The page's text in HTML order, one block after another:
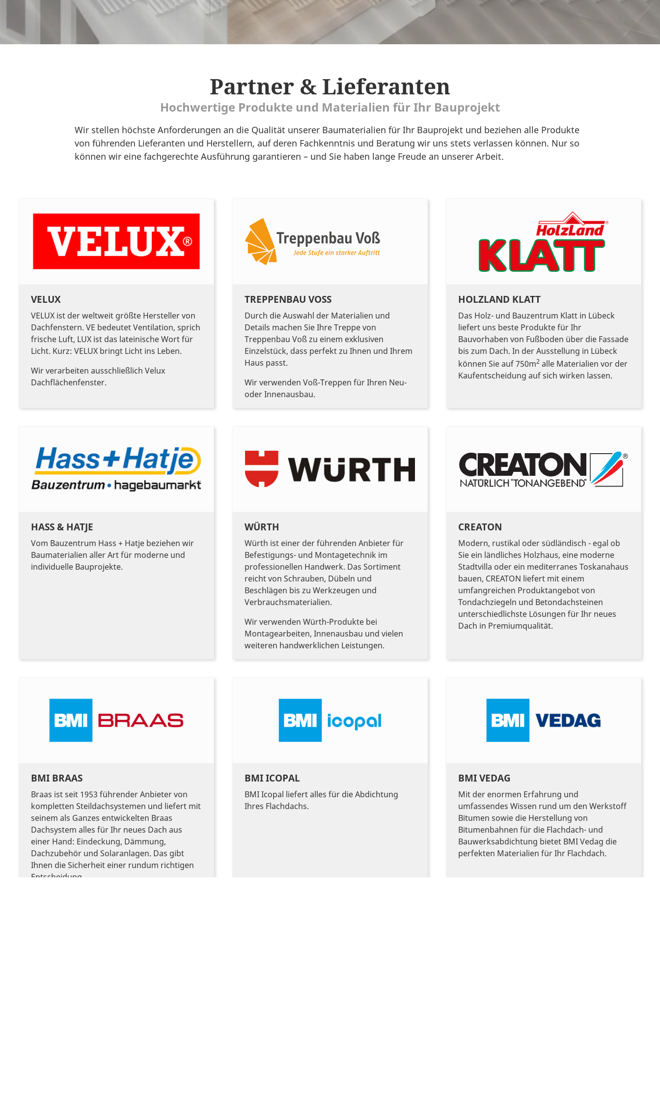
Partner & Lieferanten
Hochwertige Produkte und Materialien für Ihr Bauprojekt
Wir stellen höchste Anforderungen an die Qualität unserer Baumaterialien für Ihr Bauprojekt und beziehen alle Produkte
von führenden Lieferanten und Herstellern, auf deren Fachkenntnis und Beratung wir uns stets verlassen können. Nur so
können wir eine fachgerechte Ausführung garantieren – und Sie haben lange Freude an unserer Arbeit.
VELUX
VELUX ist der weltweit größte Hersteller von
Dachfenstern. VE bedeutet Ventilation, sprich
frische Luft, LUX ist das lateinische Wort für
Licht. Kurz: VELUX bringt Licht ins Leben.
Wir verarbeiten ausschließlich Velux
Dachflächenfenster.
TREPPENBAU VOSS
Durch die Auswahl der Materialien und
Details machen Sie Ihre Treppe von
Treppenbau Voß zu einem exklusiven
Einzelstück, dass perfekt zu Ihnen und Ihrem
Haus passt.
Wir verwenden Voß-Treppen für Ihren Neu-
oder Innenausbau.
HOLZLAND KLATT
Das Holz- und Bauzentrum Klatt in Lübeck
liefert uns beste Produkte für Ihr
Bauvorhaben von Fußboden über die Fassade
bis zum Dach. In der Ausstellung in Lübeck
können Sie auf 750m2 alle Materialien vor der
Kaufentscheidung auf sich wirken lassen.
HASS & HATJE
Vom Bauzentrum Hass + Hatje beziehen wir
Baumaterialien aller Art für moderne und
individuelle Bauprojekte.
WÜRTH
Würth ist einer der führenden Anbieter für
Befestigungs- und Montagetechnik im
professionellen Handwerk. Das Sortiment
reicht von Schrauben, Dübeln und
Beschlägen bis zu Werkzeugen und
Verbrauchsmaterialien.
Wir verwenden Würth-Produkte bei
Montagearbeiten, Innenausbau und vielen
weiteren handwerklichen Leistungen.
CREATON
Modern, rustikal oder südländisch - egal ob
Sie ein ländliches Holzhaus, eine moderne
Stadtvilla oder ein mediterranes Toskanahaus
bauen, CREATON liefert mit einem
umfangreichen Produktangebot von
Tondachziegeln und Betondachsteinen
unterschiedlichste Lösungen für Ihr neues
Dach in Premiumqualität.
BMI BRAAS
Braas ist seit 1953 führender Anbieter von
kompletten Steildachsystemen und liefert mit
seinem als Ganzes entwickelten Braas
Dachsystem alles für Ihr neues Dach aus
einer Hand: Eindeckung, Dämmung,
Dachzubehör und Solaranlagen. Das gibt
Ihnen die Sicherheit einer rundum richtigen
Entscheidung.
BMI ICOPAL
BMI Icopal liefert alles für die Abdichtung
Ihres Flachdachs.
BMI VEDAG
Mit der enormen Erfahrung und
umfassendes Wissen rund um den Werkstoff
Bitumen sowie die Herstellung von
Bitumenbahnen für die Flachdach- und
Bauwerksabdichtung bietet BMI Vedag die
perfekten Materialien für Ihr Flachdach.